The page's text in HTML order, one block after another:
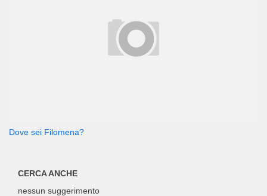
Dove sei Filomena?
CERCA ANCHE
nessun suggerimento